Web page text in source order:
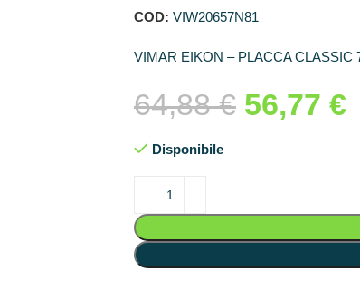
COD: VIW20657N81
VIMAR EIKON – PLACCA CLASSIC
64,88€ 56,77 €
Disponibile